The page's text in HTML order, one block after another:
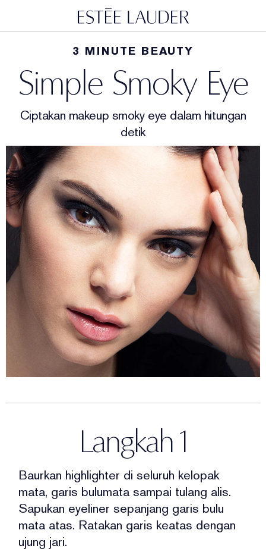
3 MINUTE BEAUTY
Simple Smoky Eye
Ciptakan makeup smoky eye dalam hitungan
detik
Langkah 1
Baurkan highlighter di seluruh kelopak
mata, garis bulumata sampai tulang alis.
Sapukan eyeliner sepanjang garis bulu
mata atas. Ratakan garis keatas dengan
ujung jari.